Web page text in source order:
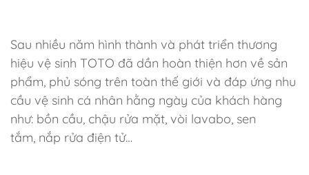
Sau nhiều năm hình thành và phát triển thương
hiệu vệ sinh TOTO đã dần hoàn thiện hơn về sản
phẩm, phủ sóng trên toàn thế giới và đáp ứng nhu
cầu vệ sinh cá nhân hằng ngày của khách hàng
như: bồn cầu, chậu rửa mặt, vòi lavabo, sen
tắm, nắp rửa điện tử…